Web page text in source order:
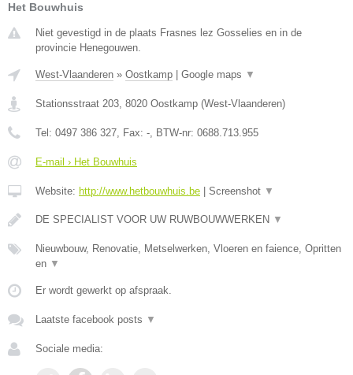
Het Bouwhuis
Niet gevestigd in de plaats Frasnes lez Gosselies en in de
provincie Henegouwen.
West-Vlaanderen » Oostkamp Google maps ▼
Stationsstraat 203, 8020 Oostkamp (West-Vlaanderen)
Tel: 0497 386 327, Fax: -, BTW-nr: 0688.713.955
E-mail › Het Bouwhuis
Website: http://www.hetbouwhuis.be Screenshot ▼
DE SPECIALIST VOOR UW RUWBOUWWERKEN ▼
Nieuwbouw, Renovatie, Metselwerken, Vloeren en faience, Opritten
en ▼
Er wordt gewerkt op afspraak.
Laatste facebook posts ▼
Sociale media: